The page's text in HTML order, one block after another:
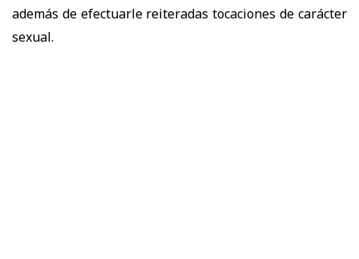
además de efectuarle reiteradas tocaciones de carácter
sexual.